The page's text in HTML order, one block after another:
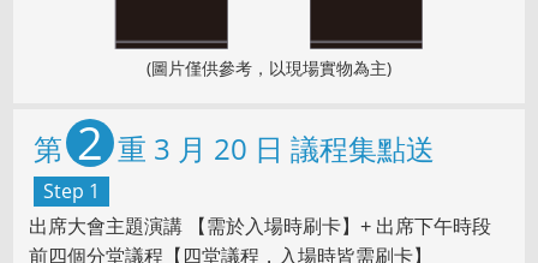
(圖片僅供參考，以現場實物為主)
第 2 重 3 月 20 日 議程集點送
Step 1
出席大會主題演講 【需於入場時刷卡】+ 出席下午時段
前四個分堂議程【四堂議程，入場時皆需刷卡】